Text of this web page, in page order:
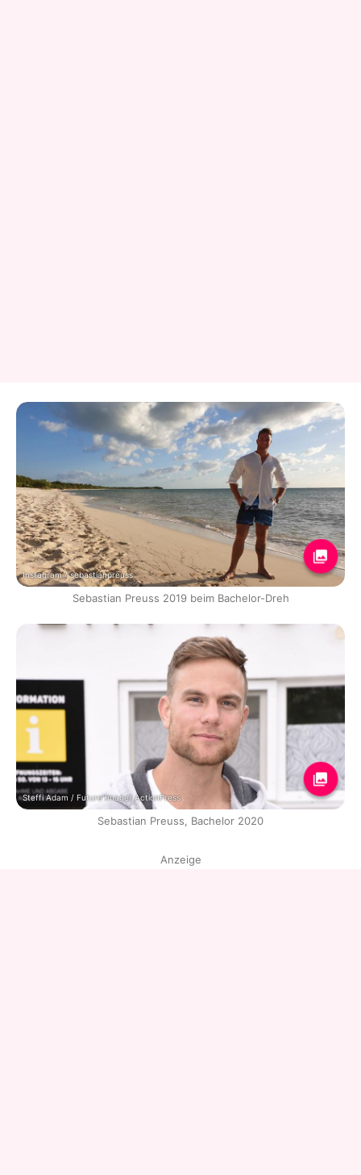
Instagram / sebastianpreuss
Sebastian Preuss 2019 beim Bachelor-Dreh
Steffi Adam / Future Image/ ActionPress
Sebastian Preuss, Bachelor 2020
Anzeige